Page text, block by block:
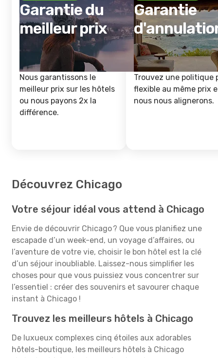
Garantie du
meilleur prix
Nous garantissons le
meilleur prix sur les hôtels
ou nous payons 2x la
différence.
Garantie
Trouvez une politique
flexible au même prix
nous nous alignerons.
Découvrez Chicago
Votre séjour idéal vous attend à Chicago
Envie de découvrir Chicago ? Que vous planifiez une
escapade d’un week-end, un voyage d’affaires, ou
l’aventure de votre vie, choisir le bon hôtel est la clé
d’un séjour inoubliable. Laissez-nous simplifier les
choses pour que vous puissiez vous concentrer sur
l’essentiel : créer des souvenirs et savourer chaque
instant à Chicago !
Trouvez les meilleurs hôtels à Chicago
De luxueux complexes cinq étoiles aux adorables
hôtels-boutique, les meilleurs hôtels à Chicago